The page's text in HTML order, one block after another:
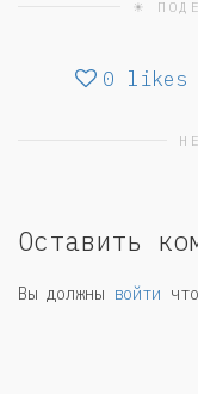
☀
0 likes
Оставить
Вы должны войти